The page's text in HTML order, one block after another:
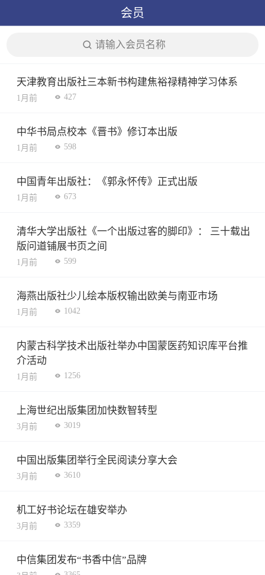
会员
请输入会员名称
天津教育出版社三本新书构建焦裕禄精神学习体系
1月前 427
中华书局点校本《晋书》修订本出版
1月前 598
中国青年出版社：《郭永怀传》正式出版
1月前 673
清华大学出版社《一个出版过客的脚印》： 三十载出
版问道铺展书页之间
1月前 599
海燕出版社少儿绘本版权输出欧美与南亚市场
1月前 1042
内蒙古科学技术出版社举办中国蒙医药知识库平台推
介活动
1月前 1256
上海世纪出版集团加快数智转型
3月前 3019
中国出版集团举行全民阅读分享大会
3月前 3610
机工好书论坛在雄安举办
3月前 3359
中信集团发布“书香中信”品牌